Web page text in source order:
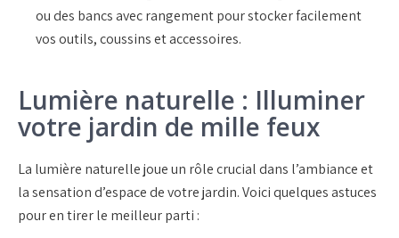
ou des bancs avec rangement pour stocker facilement
vos outils, coussins et accessoires.
Lumière naturelle : Illuminer
votre jardin de mille feux
La lumière naturelle joue un rôle crucial dans l’ambiance et
la sensation d’espace de votre jardin. Voici quelques astuces
pour en tirer le meilleur parti :